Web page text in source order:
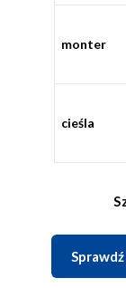
monter
cieśla